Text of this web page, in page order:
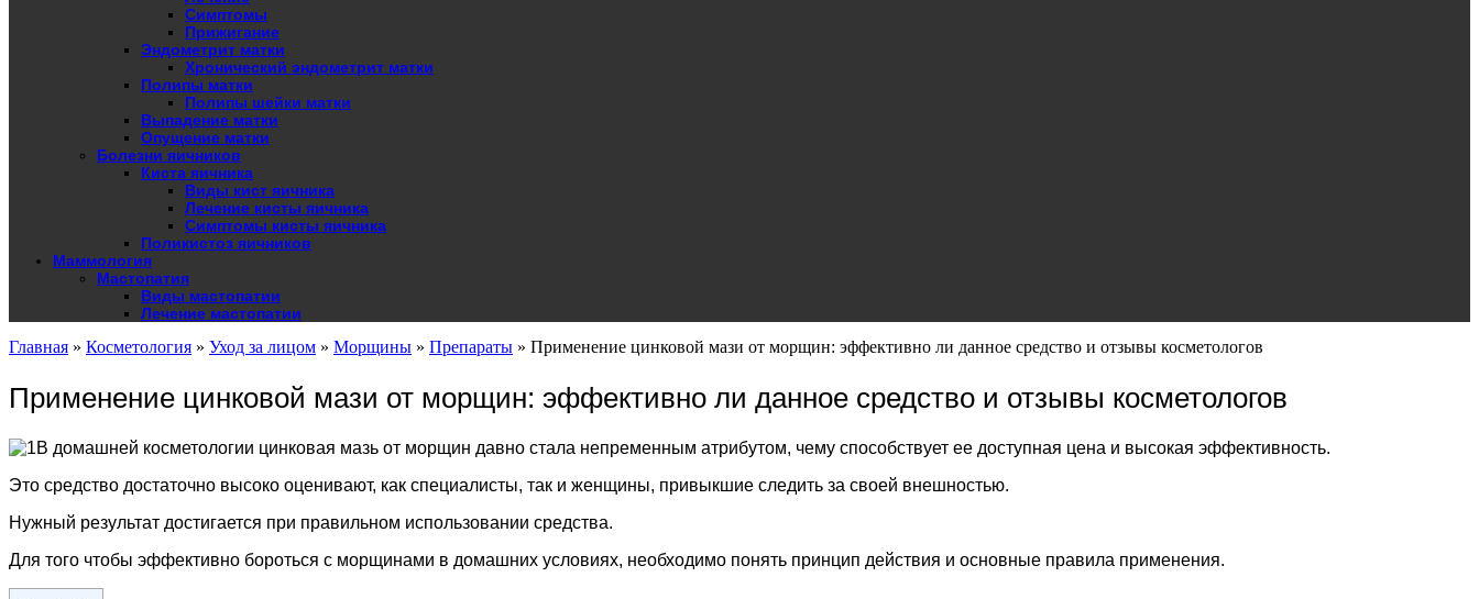
Симптомы
Прижигание
Эндометрит матки
Хронический эндометрит матки
Полипы матки
Полипы шейки матки
Выпадение матки
Опущение матки
Болезни яичников
Киста яичника
Виды кист яичника
Лечение кисты яичника
Симптомы кисты яичника
Поликистоз яичников
Маммология
Мастопатия
Виды мастопатии
Лечение мастопатии
Главная » Косметология » Уход за лицом » Морщины » Препараты » Применение цинковой мази от морщин: эффективно ли данное средство и отзывы косметологов
Применение цинковой мази от морщин: эффективно ли данное средство и отзывы косметологов
В домашней косметологии цинковая мазь от морщин давно стала непременным атрибутом, чему способствует ее доступная цена и высокая эффективность.
Это средство достаточно высоко оценивают, как специалисты, так и женщины, привыкшие следить за своей внешностью.
Нужный результат достигается при правильном использовании средства.
Для того чтобы эффективно бороться с морщинами в домашних условиях, необходимо понять принцип действия и основные правила применения.